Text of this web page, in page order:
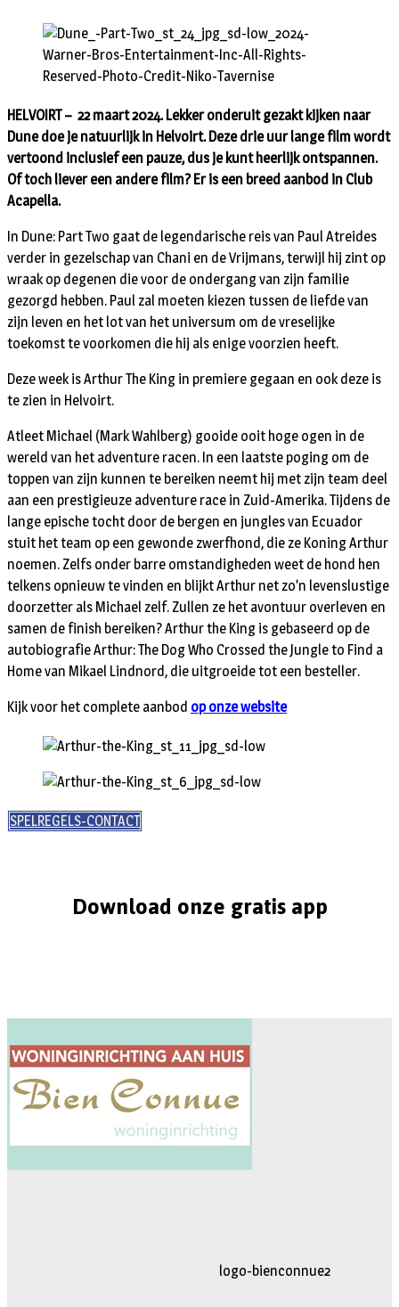
HELVOIRT – 22 maart 2024. Lekker onderuit gezakt kijken naar
Dune doe je natuurlijk in Helvoirt. Deze drie uur lange film wordt
vertoond inclusief een pauze, dus je kunt heerlijk ontspannen.
Of toch liever een andere film? Er is een breed aanbod in Club
Acapella.
In Dune: Part Two gaat de legendarische reis van Paul Atreides
verder in gezelschap van Chani en de Vrijmans, terwijl hij zint op
wraak op degenen die voor de ondergang van zijn familie
gezorgd hebben. Paul zal moeten kiezen tussen de liefde van
zijn leven en het lot van het universum om de vreselijke
toekomst te voorkomen die hij als enige voorzien heeft.
Deze week is Arthur The King in premiere gegaan en ook deze is
te zien in Helvoirt.
Atleet Michael (Mark Wahlberg) gooide ooit hoge ogen in de
wereld van het adventure racen. In een laatste poging om de
toppen van zijn kunnen te bereiken neemt hij met zijn team deel
aan een prestigieuze adventure race in Zuid-Amerika. Tijdens de
lange epische tocht door de bergen en jungles van Ecuador
stuit het team op een gewonde zwerfhond, die ze Koning Arthur
noemen. Zelfs onder barre omstandigheden weet de hond hen
telkens opnieuw te vinden en blijkt Arthur net zo’n levenslustige
doorzetter als Michael zelf. Zullen ze het avontuur overleven en
samen de finish bereiken? Arthur the King is gebaseerd op de
autobiografie Arthur: The Dog Who Crossed the Jungle to Find a
Home van Mikael Lindnord, die uitgroeide tot een besteller.
Kijk voor het complete aanbod op onze website
SPELREGELS-CONTACT
Download onze gratis app
logo-movimiento.fw